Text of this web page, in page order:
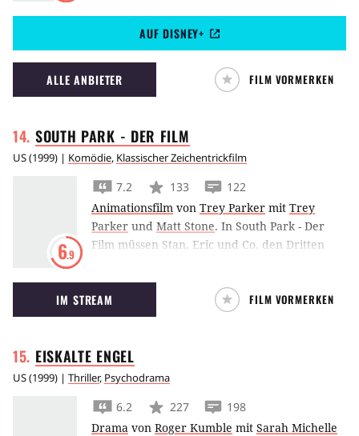
den Drohungen einer kriminellen Bande zu
entgehen.AUF DISNEY+
ALLE ANBIETER FILM VORMERKEN
SOUTH PARK - DER FILM
US(1999) | Komödie, Klassischer Zeichentrickfilm
6.9
7.2 133
122
Animationsfilm von Trey Parker mit Trey
Parker und Matt Stone. In South Park - Der
Film müssen Stan, Eric und Co. den Dritten
IM STREAM FILM VORMERKEN
EISKALTE ENGEL
US(1999) | Thriller, Psychodrama
6.2 227
198
Drama von Roger Kumble mit Sarah Michelle